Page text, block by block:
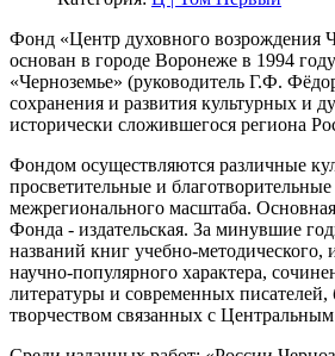
Фонд «Центр духовного возрождения
основан в городе Воронеже в 1994
«Черноземье» (руководитель Г.Ф.
сохранения и развития культурных и
исторически сложившегося региона
Фондом осуществляются различные
просветительные и
межрегионального масштаба.
Фонда - издательская. За минувшие
названий книг учебно-методического,
научно-популярного характера,
литературы и современных писателей,
творчеством связанных с